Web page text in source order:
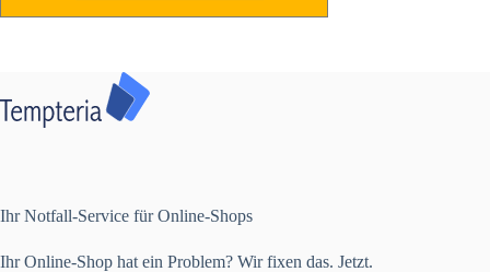
Ihr Notfall-Service für Online-Shops
Ihr Online-Shop hat ein Problem? Wir fixen das. Jetzt.